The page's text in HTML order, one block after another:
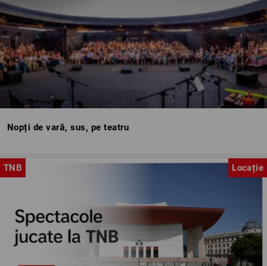
Nopți de vară, sus, pe teatru
TNB Locație